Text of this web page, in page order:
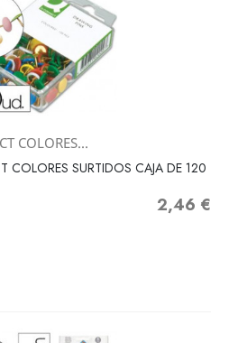
COLORES...
COLORES SURTIDOS CAJA DE 120
Precio
2,46 €